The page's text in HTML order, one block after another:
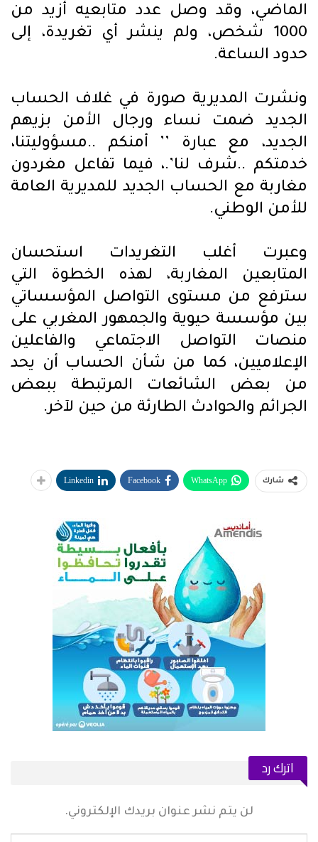
الماضي، وقد وصل عدد متابعيه أزيد من
1000 شخص، ولم ينشر أي تغريدة، إلى
حدود الساعة.
ونشرت المديرية صورة في غلاف الحساب
الجديد ضمت نساء ورجال الأمن بزيهم
الجديد، مع عبارة ’’ أمنكم ..مسؤوليتنا،
خدمتكم ..شرف لنا.’، فيما تفاعل مغردون
مغاربة مع الحساب الجديد للمديرية العامة
للأمن الوطني.
وعبرت أغلب التغريدات استحسان
المتابعين المغاربة، لهذه الخطوة التي
سترفع من مستوى التواصل المؤسساتي
بين مؤسسة حيوية والجمهور المغربي على
منصات التواصل الاجتماعي والفاعلين
الإعلاميين، كما من شأن الحساب أن يحد
من بعض الشائعات المرتبطة ببعض
الجرائم والحوادث الطارئة من حين لآخر.
شارك WhatsApp
Facebook
Linkedin
اترك رد
لن يتم نشر عنوان بريدك الإلكتروني.